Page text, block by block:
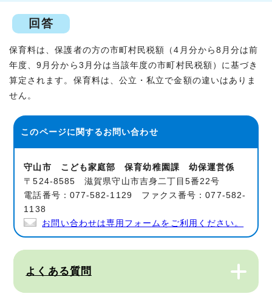
回答
保育料は、保護者の方の市町村民税額（4月分から8月分は前
年度、9月分から3月分は当該年度の市町村民税額）に基づき
算定されます。保育料は、公立・私立で金額の違いはありま
せん。
このページに関するお問い合わせ
守山市 こども家庭部 保育幼稚園課 幼保運営係
〒524-8585 滋賀県守山市吉身二丁目5番22号
電話番号：077-582-1129 ファクス番号：077-582-
1138
お問い合わせは専用フォームをご利用ください。
よくある質問